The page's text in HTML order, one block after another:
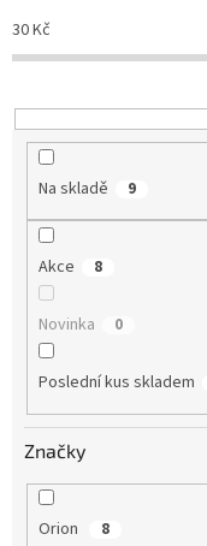
o
d
k
t
30Kč
Na skladě 9
Akce 8
Novinka 0
Poslední kus skladem
Značky
Orion 8